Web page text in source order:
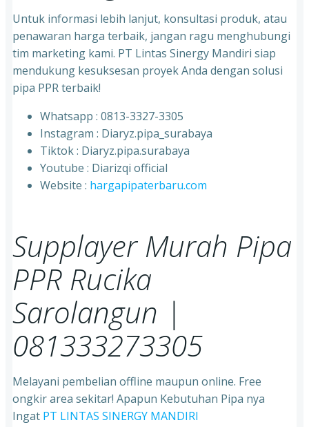
Untuk informasi lebih lanjut, konsultasi produk, atau
penawaran harga terbaik, jangan ragu menghubungi
tim marketing kami. PT Lintas Sinergy Mandiri siap
mendukung kesuksesan proyek Anda dengan solusi
pipa PPR terbaik!
Whatsapp : 0813-3327-3305
⁠Instagram : Diaryz.pipa_surabaya
⁠Tiktok : Diaryz.pipa.surabaya
⁠Youtube : Diarizqi official
⁠Website : hargapipaterbaru.com
Supplayer Murah Pipa
PPR Rucika
Sarolangun |
081333273305
Melayani pembelian offline maupun online. Free
ongkir area sekitar! Apapun Kebutuhan Pipa nya
Ingat PT LINTAS SINERGY MANDIRI